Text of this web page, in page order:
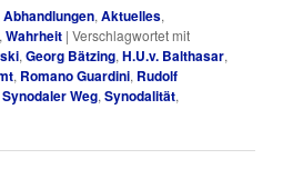
Abhandlungen,Aktuelles,
,Wahrheit |Verschlagwortet mit
,Georg Bätzing,H.U.v. Balthasar,
, Romano Guardini, Rudolf
Synodaler Weg,Synodalität,